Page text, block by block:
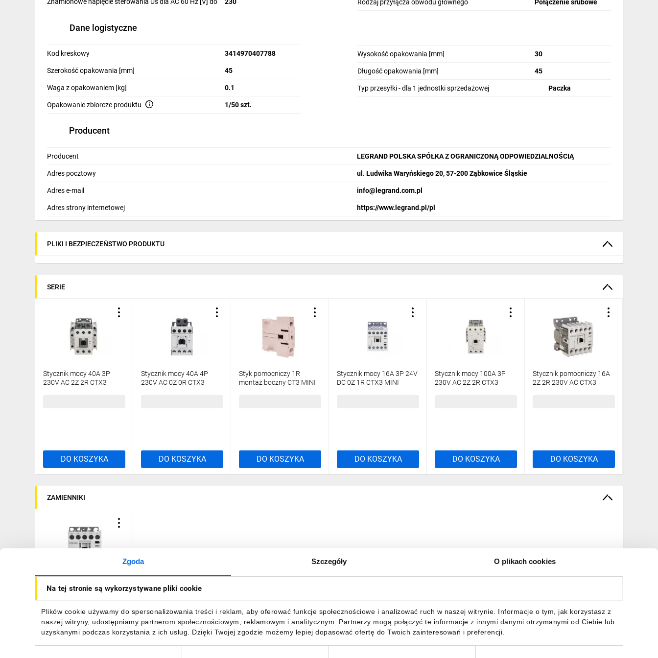
Zgoda Szczegóły O plikach cookies
Na tej stronie są wykorzystywane pliki cookie
Plików cookie używamy do spersonalizowania treści i reklam, aby oferować funkcje społecznościowe i analizować ruch w naszej witrynie. Informacje o tym, jak korzystasz z
naszej witryny, udostępniamy partnerom społecznościowym, reklamowym i analitycznym. Partnerzy mogą połączyć te informacje z innymi danymi otrzymanymi od Ciebie lub
uzyskanymi podczas korzystania z ich usług. Dzięki Twojej zgodzie możemy lepiej dopasować ofertę do Twoich zainteresowań i preferencji.
Podsumowanie produktu: Stycznik pomocniczy 16A 2Z 2R 230V AC CTX3 416826
230V AC** i **zawartych 2 stykach pomocniczych**, urządzenie to umożliwia elastyczność projektowania obwodów. Typ **połączenia śrubowego** zapewnia stabilność i
bezpieczeństwo instalacji. Dzięki **zamiarowemu prądowi roboczemu 16A**, stycznik jest idealnym rozwiązaniem do różnych zastosowań w przemyśle. Inwestując w produkt
CTX3, zyskujesz pewność niezawodności i długoterminowego użytkowania.
Rodzaj przyłącza obwodu głównego Połączenie śrubowe
Dane logistyczne
Kod kreskowy 3414970407788
Szerokość opakowania [mm] 45
Waga z opakowaniem [kg] 0.1
Opakowanie zbiorcze produktu 1/50 szt.
Wysokość opakowania [mm] 30
Długość opakowania [mm] 45
Typ przesyłki - dla 1 jednostki sprzedażowej Paczka
Producent
Producent LEGRAND POLSKA SPÓŁKA Z OGRANICZONĄ ODPOWIEDZIALNOŚCIĄ
Adres pocztowy ul. Ludwika Waryńskiego 20, 57-200 Ząbkowice Śląskie
Adres e-mail info@legrand.com.pl
Adres strony internetowej https://www.legrand.pl/pl
PLIKI I BEZPIECZEŃSTWO PRODUKTU
SERIE
Stycznik mocy 40A 3P
230V AC 2Z 2R CTX3
DO KOSZYKA
Stycznik mocy 40A 4P
230V AC 0Z 0R CTX3
DO KOSZYKA
Styk pomocniczy 1R
montaż boczny CT3 MINI
DO KOSZYKA
Stycznik mocy 16A 3P 24V
DC 0Z 1R CTX3 MINI
DO KOSZYKA
Stycznik mocy 100A 3P
230V AC 2Z 2R CTX3
DO KOSZYKA
Stycznik pomocniczy 16A
2Z 2R 230V AC CTX3
DO KOSZYKA
ZAMIENNIKI
Stycznik pomocniczy 16A
2Z 2R 24V AC CTX3
183,59 zł brutto